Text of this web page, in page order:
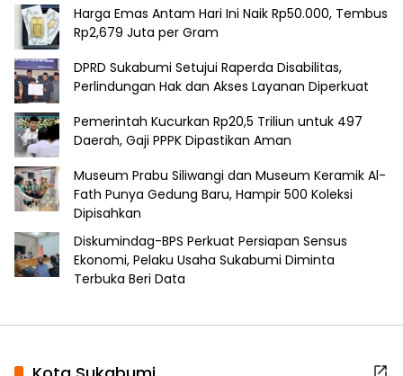
Harga Emas Antam Hari Ini Naik Rp50.000, Tembus
Rp2,679 Juta per Gram
DPRD Sukabumi Setujui Raperda Disabilitas,
Perlindungan Hak dan Akses Layanan Diperkuat
Pemerintah Kucurkan Rp20,5 Triliun untuk 497
Daerah, Gaji PPPK Dipastikan Aman
Museum Prabu Siliwangi dan Museum Keramik Al-
Fath Punya Gedung Baru, Hampir 500 Koleksi
Dipisahkan
Diskumindag-BPS Perkuat Persiapan Sensus
Ekonomi, Pelaku Usaha Sukabumi Diminta
Terbuka Beri Data